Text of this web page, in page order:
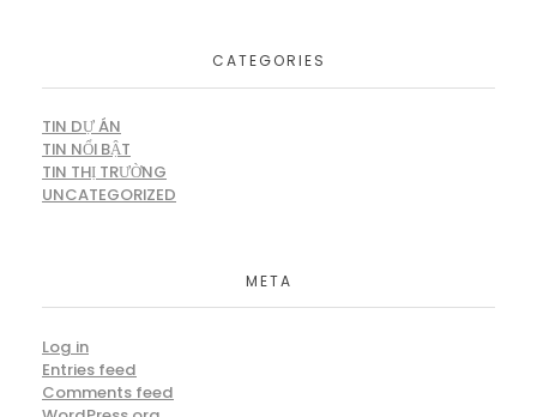
CATEGORIES
TIN DỰ ÁN
TIN NỔI BẬT
TIN THỊ TRƯỜNG
UNCATEGORIZED
META
Log in
Entries feed
Comments feed